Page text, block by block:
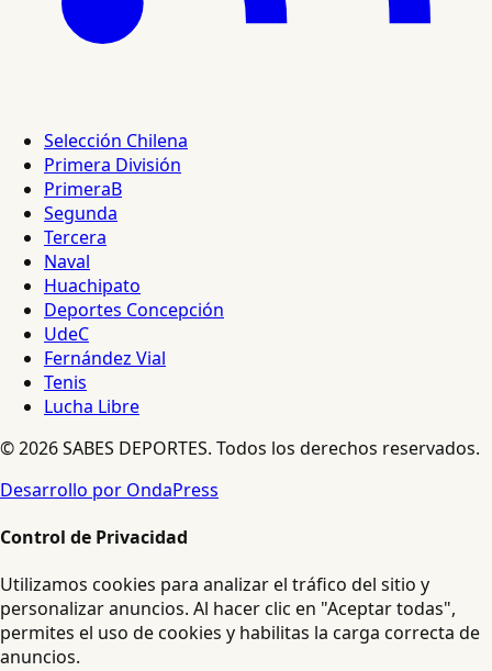
Selección Chilena
Primera División
PrimeraB
Segunda
Tercera
Naval
Huachipato
Deportes Concepción
UdeC
Fernández Vial
Tenis
Lucha Libre
© 2026 SABES DEPORTES. Todos los derechos reservados.
Desarrollo por OndaPress
Control de Privacidad
Utilizamos cookies para analizar el tráfico del sitio y
personalizar anuncios. Al hacer clic en "Aceptar todas",
permites el uso de cookies y habilitas la carga correcta de
anuncios.